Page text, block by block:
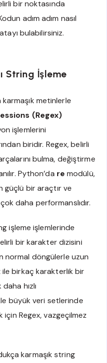
bir noktasında
adım adım nasıl
bulabilirsiniz.
String İşleme
metinlerle
(Regex)
işlemlerini
biridir. Regex, belirli
bulma, değiştirme
Python’da re modülü,
güçlü bir araçtır ve
daha performanslıdır.
işleme işlemlerinde
bir karakter dizisini
normal döngülerle uzun
ile birkaç karakterlik bir
hızlı
büyük veri setlerinde
için Regex, vazgeçilmez
karmaşık string